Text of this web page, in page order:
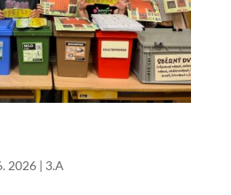
2026| 3.A